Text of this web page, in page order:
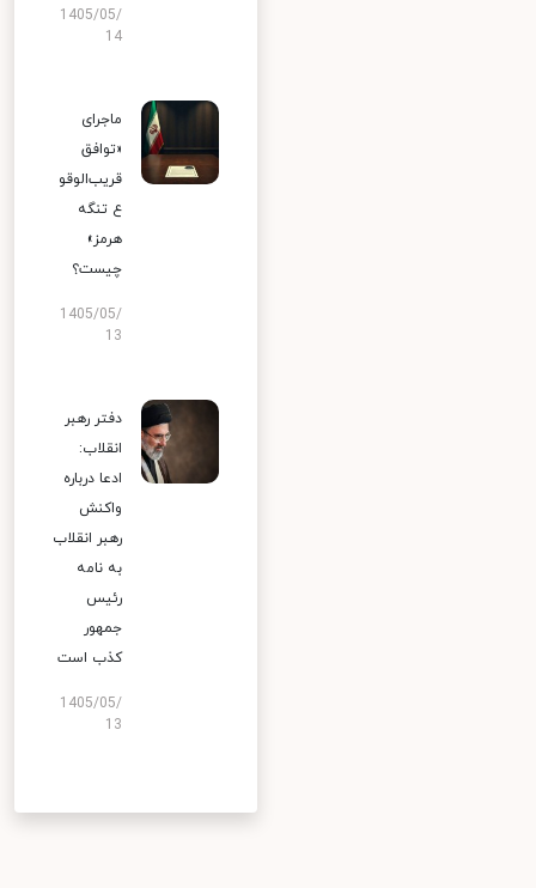
1405/05/
14
ماجرای
«توافق
قریب‌الوقو
ع تنگه
هرمز»
چیست؟
1405/05/
13
دفتر رهبر
انقلاب:
ادعا درباره
واکنش
رهبر انقلاب
به نامه
رئیس
جمهور
کذب است
1405/05/
13